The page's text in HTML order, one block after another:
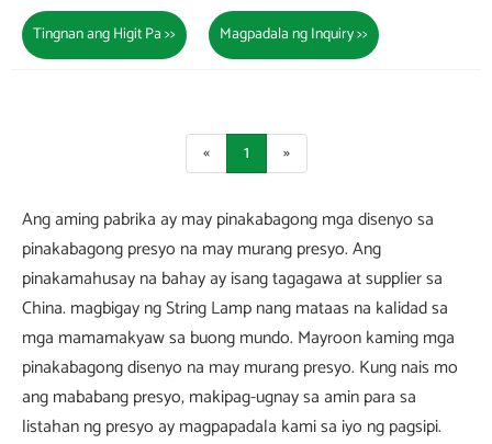
Tingnan ang Higit Pa >> Magpadala ng Inquiry >>
« 1 »
Ang aming pabrika ay may pinakabagong mga disenyo sa
pinakabagong presyo na may murang presyo. Ang
pinakamahusay na bahay ay isang tagagawa at supplier sa
China. magbigay ng String Lamp nang mataas na kalidad sa
mga mamamakyaw sa buong mundo. Mayroon kaming mga
pinakabagong disenyo na may murang presyo. Kung nais mo
ang mababang presyo, makipag-ugnay sa amin para sa
listahan ng presyo ay magpapadala kami sa iyo ng pagsipi.